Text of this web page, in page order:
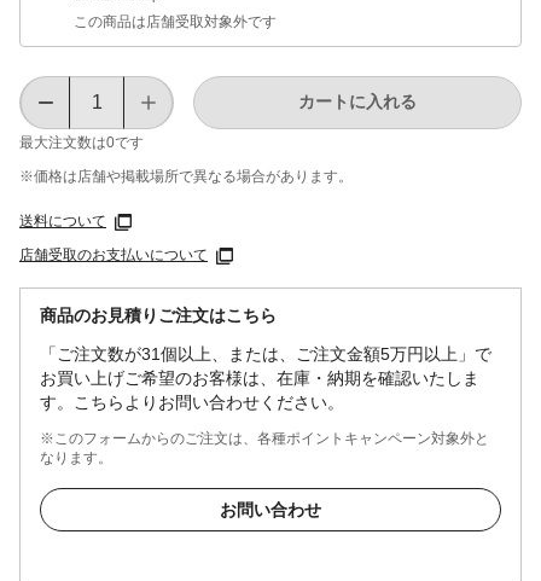
この商品は店舗受取対象外です
最大注文数は0です
カートに入れる
※価格は​店舗や​掲載場所で​異なる​場合が​あります。
送料について
店舗受取のお支払いについて
商品のお見積りご注文はこちら
「ご注文数が31個以上、または、ご注文金額5万円以上」で
お買い上げご希望のお客様は、在庫・納期を確認いたしま
す。こちらよりお問い合わせください。
※このフォームからのご注文は、各種ポイントキャンペーン対象外と
なります。
お問い合わせ